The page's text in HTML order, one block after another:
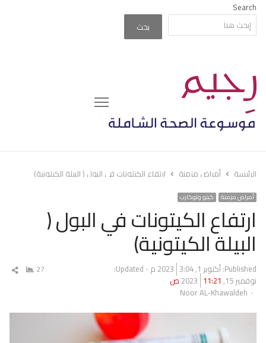
Search
بحث
Menu
الرئيسة أمراض مزمنة ارتفاع الكيتونات في البول ( البيلة الكيتونية)
أمراض مزمنة كيتو ولوكارب
ارتفاع الكيتونات في البول (
البيلة الكيتونية)
Published: أكتوبر 1, 2023 3:04 م
Updated:
نوفمبر 15, 2023
11:21 ص
Author
Noor AL-Khawaldeh
27